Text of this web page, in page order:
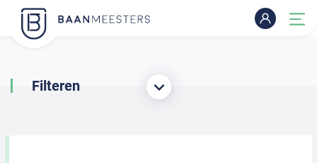
Filteren